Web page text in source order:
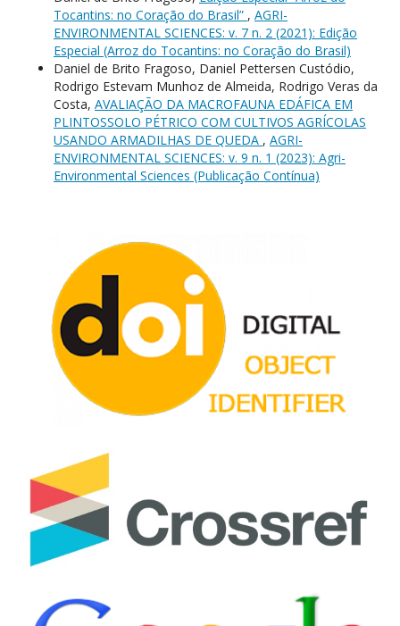
Tocantins: no Coração do Brasil” , AGRI-
ENVIRONMENTAL SCIENCES: v. 7 n. 2 (2021): Edição
Especial (Arroz do Tocantins: no Coração do Brasil)
Daniel de Brito Fragoso, Daniel Pettersen Custódio,
Rodrigo Estevam Munhoz de Almeida, Rodrigo Veras da
Costa, AVALIAÇÃO DA MACROFAUNA EDÁFICA EM
PLINTOSSOLO PÉTRICO COM CULTIVOS AGRÍCOLAS
USANDO ARMADILHAS DE QUEDA , AGRI-
ENVIRONMENTAL SCIENCES: v. 9 n. 1 (2023): Agri-
Environmental Sciences (Publicação Contínua)